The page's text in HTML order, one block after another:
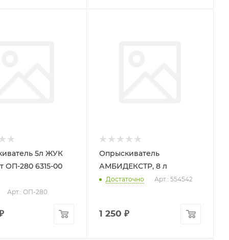
5л ЖУК
ОП-280 6315-00
Арт.: ОП-280
Опрыскиватель
АМБИДЕКСТР, 8 л
Достаточно Арт.: 554542
1 250 ₽